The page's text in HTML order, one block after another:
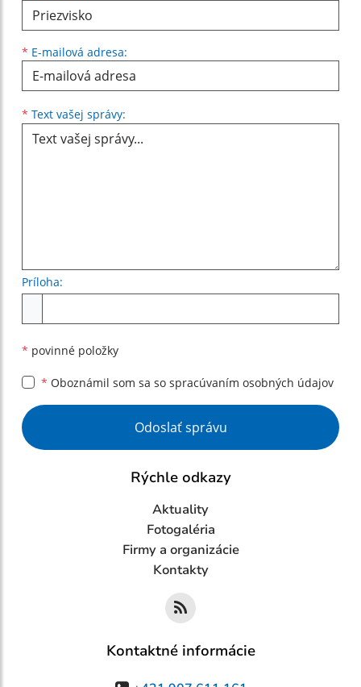
* E-mailová adresa:
* Text vašej správy:
Príloha:
* povinné položky
* Oboznámil som sa so spracúvaním osobných údajov
Google reCaptcha Response
Odoslať správu
Rýchle odkazy
Aktuality
Fotogaléria
Firmy a organizácie
Kontakty
Kontaktné informácie